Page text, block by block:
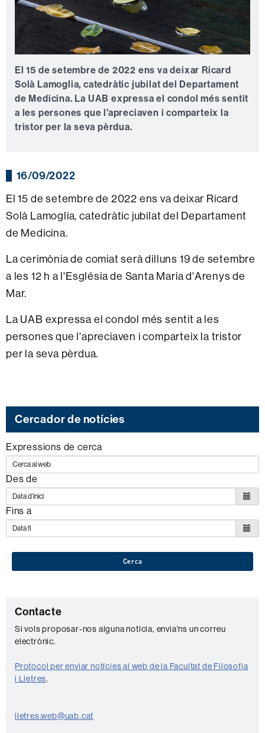
El 15 de setembre de 2022 ens va deixar Ricard
Solà Lamoglia, catedràtic jubilat del Departament
de Medicina. La UAB expressa el condol més sentit
a les persones que l'apreciaven i comparteix la
tristor per la seva pèrdua.
16/09/2022
El 15 de setembre de 2022 ens va deixar Ricard
Solà Lamoglia, catedràtic jubilat del Departament
de Medicina.
La cerimònia de comiat serà dilluns 19 de setembre
a les 12 h a l'Església de Santa Maria d'Arenys de
Mar.
La UAB expressa el condol més sentit a les
persones que l'apreciaven i comparteix la tristor
per la seva pèrdua.
Cercador de notícies
Expressions de cerca
Des de
Fins a
Cerca
C
o
n
t
a
t
Contacte
Si vols proposar-nos alguna notícia, envia'ns un correu
electrònic.
Protocol per enviar notícies al web de la Facultat de Filosofia
i Lletres.
lletres.web@uab.cat